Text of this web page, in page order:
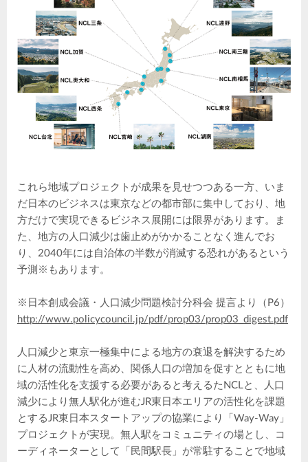
これら地域プロジェクトが成果を見せつつある一方、いま
だ日本のビジネスは東京などの都市部に集中しており、地
方だけで実現できるビジネス展開には限界があります。ま
た、地方の人口減少は歯止めがかかることなく進んでお
り、2040年には自治体の半数が消滅する恐れがあるという
予測※もあります。
※日本創成会議・人口減少問題検討分科会 提言より（P6）
http://www.policycouncil.jp/pdf/prop03/prop03_digest.pdf
人口減少と東京一極集中による地方の衰退を解決するため
に人材の流動性を高め、関係人口の増加を促すとともに地
域の活性化を支援する必要があると考えるたNCLと、人口
減少により無人駅化が進むJR東日本エリアの活性化を課題
とするJR東日本スタートアップの協業により「Way-Way」
プロジェクトが実現。無人駅をコミュニティの場とし、コ
ーディネーターとして「民間駅長」が常駐することで地域